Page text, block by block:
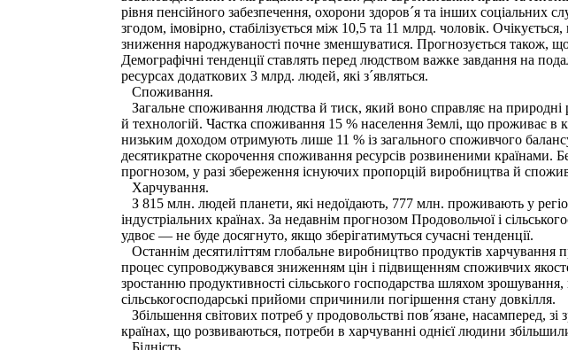
рівня пенсійного забезпечення, охорони здоров´я та інших соціальних
згодом, імовірно, стабілізується між 10,5 та 11 млрд. чоловік.
зниження народжуваності почне зменшуватися. Прогнозується також, що
Демографічні тенденції ставлять перед людством важке завдання на
ресурсах додаткових 3 млрд. людей, які з´являться.
Споживання.
Загальне споживання людства й тиск, який воно справляє на природні
й технологій. Частка споживання 15 % населення Землі, що проживає в
низьким доходом отримують лише 11 % із загального споживчого
десятикратне скорочення споживання ресурсів розвиненими країнами.
прогнозом, у разі збереження існуючих пропорцій виробництва й
Харчування.
З 815 млн. людей планети, які недоїдають, 777 млн. проживають у
індустріальних країнах. За недавнім прогнозом Продовольчої і
удвоє — не буде досягнуто, якщо зберігатимуться сучасні тенденції.
Останнім десятиліттям глобальне виробництво продуктів харчування
процес супроводжувався зниженням цін і підвищенням споживчих
зростанню продуктивності сільського господарства шляхом
сільськогосподарські прийоми спричинили погіршення стану довкілля.
Збільшення світових потреб у продовольстві пов´язане, насамперед,
країнах, що розвиваються, потреби в харчуванні однієї людини
Бідність.